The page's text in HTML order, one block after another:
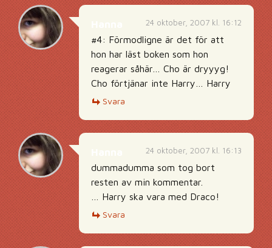
24 oktober, 2007 kl. 16:12
#4: Förmodligne är det för att
hon har läst boken som hon
reagerar såhär… Cho är dryyyg!
Cho förtjänar inte Harry… Harry
Svara
24 oktober, 2007 kl. 16:13
dummadumma som tog bort
resten av min kommentar.
… Harry ska vara med Draco!
Svara